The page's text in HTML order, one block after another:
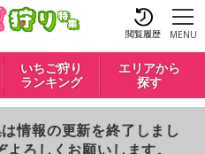
閲覧履歴 MENU
いちご狩り
ランキング
エリアから
探す
情報の更新を終了しまし
ろしくお願いします。